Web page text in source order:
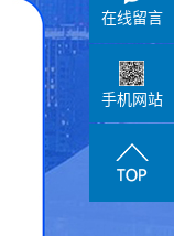
在线留言
手机网站